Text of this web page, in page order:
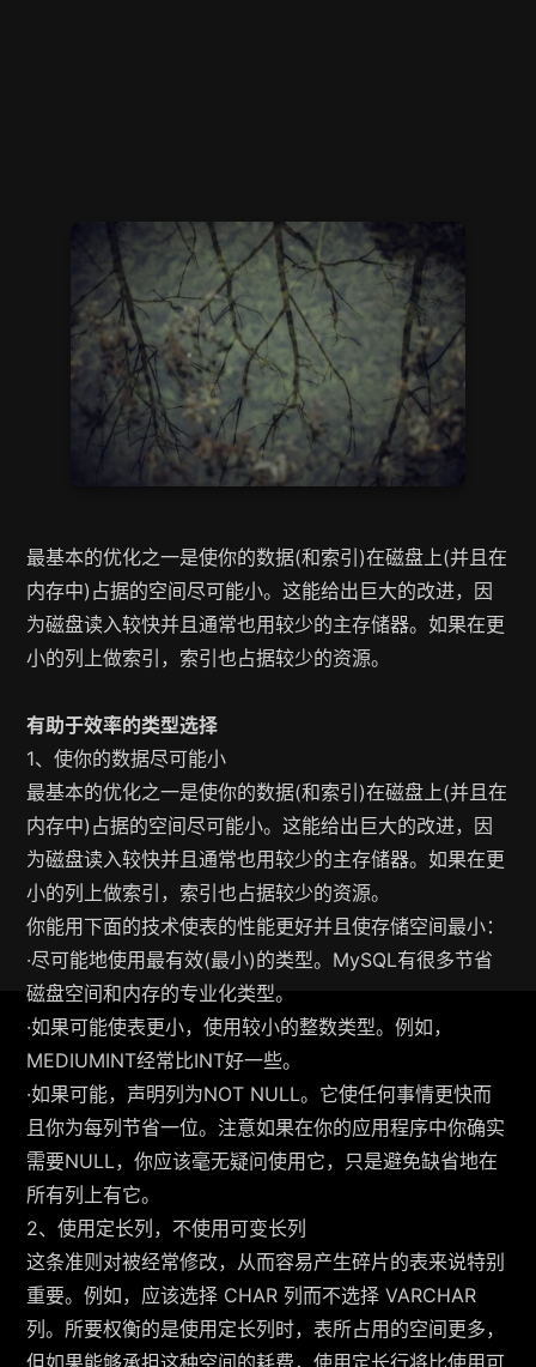
最基本的优化之一是使你的数据(和索引)在磁盘上(并且在
内存中)占据的空间尽可能小。这能给出巨大的改进，因
为磁盘读入较快并且通常也用较少的主存储器。如果在更
小的列上做索引，索引也占据较少的资源。
有助于效率的类型选择
1、使你的数据尽可能小
最基本的优化之一是使你的数据(和索引)在磁盘上(并且在
内存中)占据的空间尽可能小。这能给出巨大的改进，因
为磁盘读入较快并且通常也用较少的主存储器。如果在更
小的列上做索引，索引也占据较少的资源。
你能用下面的技术使表的性能更好并且使存储空间最小：
·尽可能地使用最有效(最小)的类型。MySQL有很多节省
磁盘空间和内存的专业化类型。
·如果可能使表更小，使用较小的整数类型。例如，
MEDIUMINT经常比INT好一些。
·如果可能，声明列为NOT NULL。它使任何事情更快而
且你为每列节省一位。注意如果在你的应用程序中你确实
需要NULL，你应该毫无疑问使用它，只是避免缺省地在
所有列上有它。
2、使用定长列，不使用可变长列
这条准则对被经常修改，从而容易产生碎片的表来说特别
重要。例如，应该选择 CHAR 列而不选择 VARCHAR
列。所要权衡的是使用定长列时，表所占用的空间更多，
但如果能够承担这种空间的耗费，使用定长行将比使用可